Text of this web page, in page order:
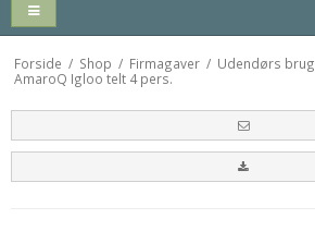
Forside / Shop / Firmagaver / Udendørs brug
AmaroQ Igloo telt 4 pers.